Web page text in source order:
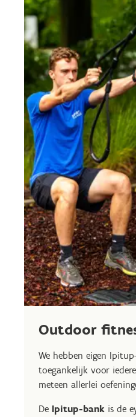
Outdoor
We hebben eigen
toegankelijk voor
meteen allerlei
De Ipitup-bank is de